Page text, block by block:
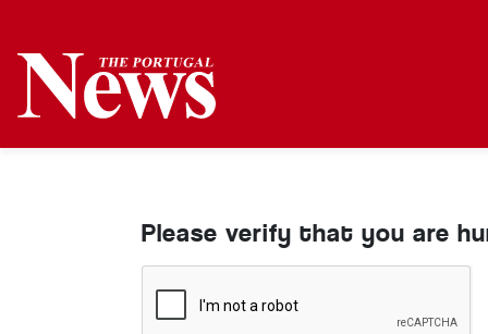
Please verify that you are